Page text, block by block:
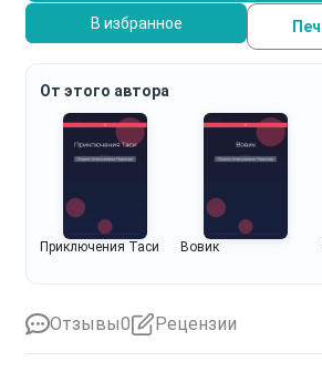
В избранное
От этого автора
Приключения Таси Вовик
Отзывы0 Рецензии